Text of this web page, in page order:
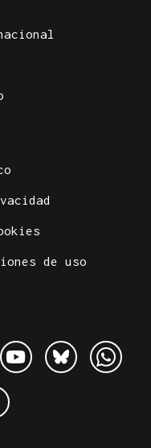
de uso